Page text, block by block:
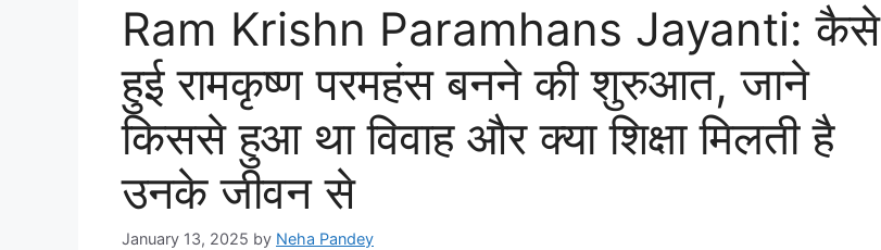
Ram Krishn Paramhans Jayanti: कैसे
हुई रामकृष्ण परमहंस बनने की शुरुआत, जाने
किससे हुआ था विवाह और क्या शिक्षा मिलती है
उनके जीवन से
January 13, 2025 by Neha Pandey